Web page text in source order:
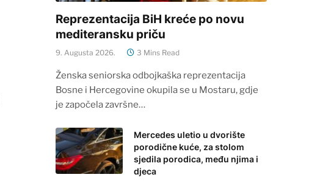
Reprezentacija BiH kreće po novu
mediteransku priču
9. Augusta 2026. 3 Mins Read
Ženska seniorska odbojkaška reprezentacija
Bosne i Hercegovine okupila se u Mostaru, gdje
je započela završne…
Mercedes uletio u dvorište
porodične kuće, za stolom
sjedila porodica, među njima i
djeca